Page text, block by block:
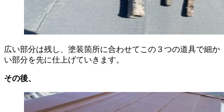
広い部分は残し、塗装箇所に合わせてこの３つの道具で細か
い部分を先に仕上げていきます。
その後、